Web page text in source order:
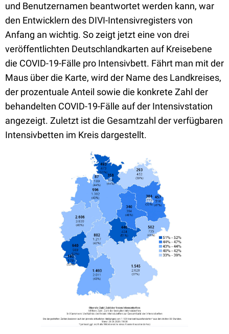
und Benutzernamen beantwortet werden kann, war
den Entwicklern des DIVI-Intensivregisters von
Anfang an wichtig. So zeigt jetzt eine von drei
veröffentlichten Deutschlandkarten auf Kreisebene
die COVID-19-Fälle pro Intensivbett. Fährt man mit der
Maus über die Karte, wird der Name des Landkreises,
der prozentuale Anteil sowie die konkrete Zahl der
behandelten COVID-19-Fälle auf der Intensivstation
angezeigt. Zuletzt ist die Gesamtzahl der verfügbaren
Intensivbetten im Kreis dargestellt.